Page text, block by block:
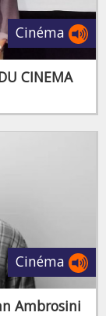
Cinéma
CINEMA
Cinéma
Ambrosini